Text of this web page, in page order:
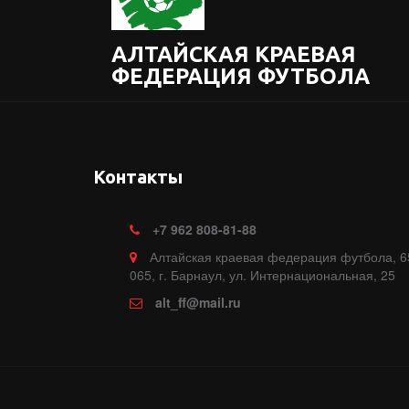
АЛТАЙСКАЯ КРАЕВАЯ
ФЕДЕРАЦИЯ ФУТБОЛА
Контакты
+7 962 808-81-88
Алтайская краевая федерация футбола,
065, г. Барнаул, ул. Интернациональная, 25
alt_ff@mail.ru